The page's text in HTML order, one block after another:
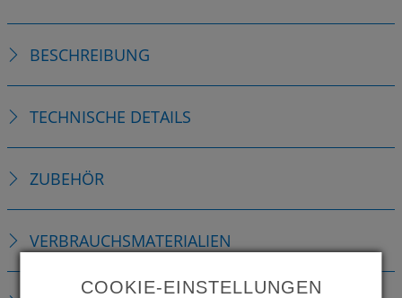
BESCHREIBUNG
TECHNISCHE DETAILS
ZUBEHÖR
VERBRAUCHSMATERIALIEN
COOKIE-EINSTELLUNGEN